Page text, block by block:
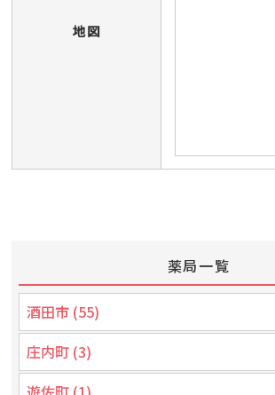
地図
薬局一覧
酒田市 (55)
庄内町 (3)